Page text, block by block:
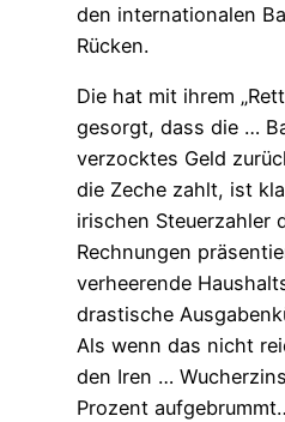
den internationalen
Rücken.
Die hat mit ihrem
gesorgt, dass die …
verzocktes Geld
die Zeche zahlt, ist
irischen Steuerzahler
Rechnungen
verheerende
drastische
Als wenn das nicht
den Iren …
Prozent